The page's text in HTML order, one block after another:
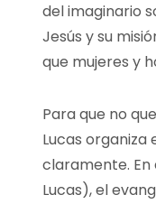
del imaginario
Jesús y su
que mujeres y
Para que no
Lucas
claramente. En
Lucas), el